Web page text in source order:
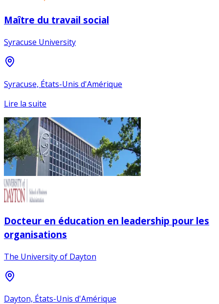
Maître du travail social
Syracuse University
Syracuse, États-Unis d'Amérique
Lire la suite
Docteur en éducation en leadership pour les
organisations
The University of Dayton
Dayton, États-Unis d'Amérique